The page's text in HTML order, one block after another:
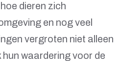
dieren zich
en nog veel
vergroten niet alleen
hun waardering voor de